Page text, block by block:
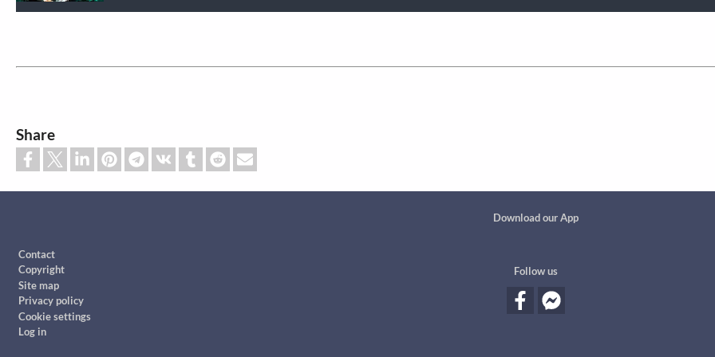
Share
Custom footer
Download our App
Contact
Copyright
Site map
Privacy policy
Cookie settings
Log in
Follow us